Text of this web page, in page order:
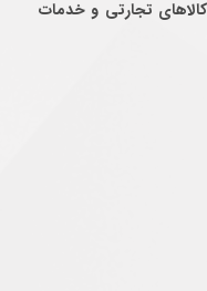
تجارتی و خدمات